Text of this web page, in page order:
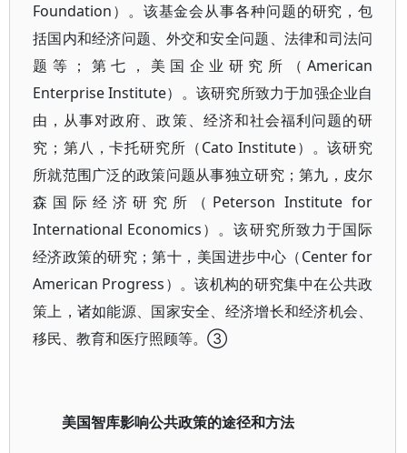
Foundation）。该基金会从事各种问题的研究，包
括国内和经济问题、外交和安全问题、法律和司法问
题等；第七，美国企业研究所（American
Enterprise Institute）。该研究所致力于加强企业自
由，从事对政府、政策、经济和社会福利问题的研
究；第八，卡托研究所（Cato Institute）。该研究
所就范围广泛的政策问题从事独立研究；第九，皮尔
森国际经济研究所（Peterson Institute for
International Economics）。该研究所致力于国际
经济政策的研究；第十，美国进步中心（Center for
American Progress）。该机构的研究集中在公共政
策上，诸如能源、国家安全、经济增长和经济机会、
移民、教育和医疗照顾等。③
美国智库影响公共政策的途径和方法